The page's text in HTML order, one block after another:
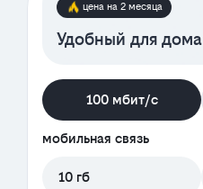
цена на 2 месяца
Удобный для дома
100 мбит/с
мобильная связь
10 гб